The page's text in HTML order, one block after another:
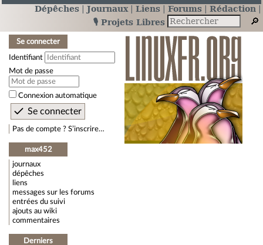
Dépêches Journaux Liens Forums
Rédaction
🎙️ Projets Libres
Se connecter
Identifiant
Mot de passe
Connexion automatique
Pas de compte ? S’inscrire…
max452
journaux
dépêches
liens
messages sur les forums
entrées du suivi
ajouts au wiki
commentaires
Derniers